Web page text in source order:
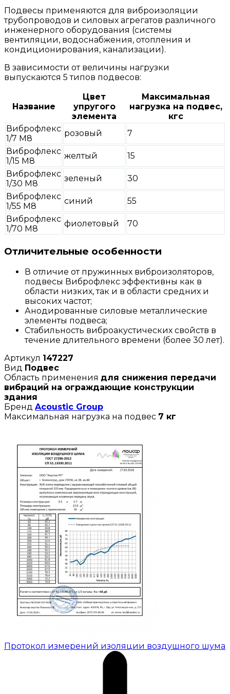
Подвесы применяются для виброизоляции
трубопроводов и силовых агрегатов различного
инженерного оборудования (системы
вентиляции, водоснабжения, отопления и
кондиционирования, канализации).
В зависимости от величины нагрузки
выпускаются 5 типов подвесов:
Название
Цвет
упругого
элемента
Максимальная
нагрузка на подвес,
кгс
Виброфлекс
1/7 М8
розовый
7
Виброфлекс
1/15 М8
желтый
15
Виброфлекс
1/30 М8
зеленый
30
Виброфлекс
1/55 М8
синий
55
Виброфлекс
1/70 М8
фиолетовый 70
Отличительные особенности
В отличие от пружинных виброизоляторов,
подвесы Виброфлекс эффективны как в
области низких, так и в области средних и
высоких частот;
Анодированные силовые металлические
элементы подвеса;
Стабильность виброакустических свойств в
течение длительного времени (более 30 лет).
Артикул 147227
Вид Подвес
Область применения для снижения передачи
вибраций на ограждающие конструкции
здания
Бренд Acoustic Group
Максимальная нагрузка на подвес 7 кг
Протокол измерений изоляции воздушного шума